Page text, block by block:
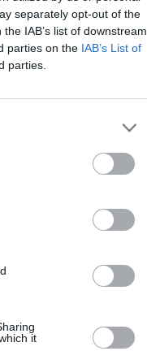
separately opt-out of the
IAB’s list of downstream
parties on the IAB’s List of
parties.
it